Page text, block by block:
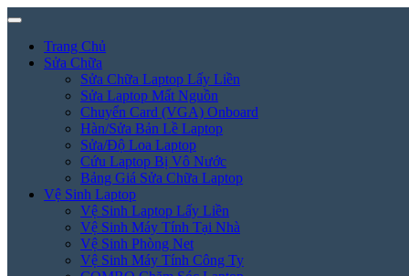
Trang Chủ
Sửa Chữa
Sửa Chữa Laptop Lấy Liền
Sửa Laptop Mất Nguồn
Chuyển Card (VGA) Onboard
Hàn/Sửa Bản Lề Laptop
Sửa/Độ Loa Laptop
Cứu Laptop Bị Vô Nước
Bảng Giá Sửa Chữa Laptop
Vệ Sinh Laptop
Vệ Sinh Laptop Lấy Liền
Vệ Sinh Máy Tính Tại Nhà
Vệ Sinh Phòng Net
Vệ Sinh Máy Tính Công Ty